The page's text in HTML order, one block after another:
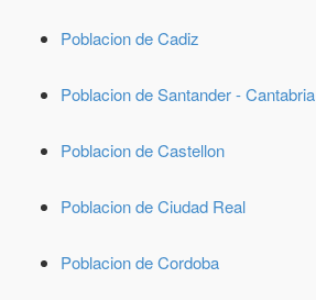
Poblacion de Cadiz
Poblacion de Santander - Cantabria
Poblacion de Castellon
Poblacion de Ciudad Real
Poblacion de Cordoba